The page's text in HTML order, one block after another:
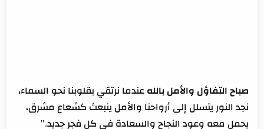
صباح التفاؤل والأمل بالله عندما نرتقي بقلوبنا نحو السماء،
نجد النور يتسلل إلى أرواحنا والأمل ينبعث كشعاع مشرق،
يحمل معه وعود النجاح والسعادة في كل فجر جديد."